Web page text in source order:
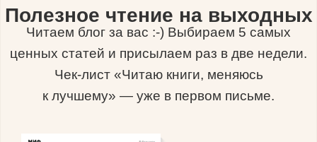
Полезное чтение на выходных
Читаем блог за вас :-) Выбираем 5 самых
ценных статей и присылаем раз в две недели.
Чек-лист «Читаю книги, меняюсь
к лучшему» — уже в первом письме.